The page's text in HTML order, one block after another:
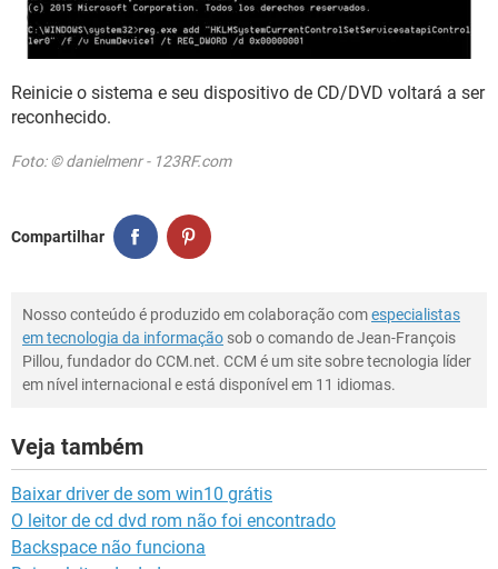
Reinicie o sistema e seu dispositivo de CD/DVD voltará a ser
reconhecido.
Foto: © danielmenr - 123RF.com
Compartilhar
Nosso conteúdo é produzido em colaboração comespecialistas
em tecnologia da informação sob o comando de Jean-François
Pillou, fundador do CCM.net. CCM é um site sobre tecnologia líder
em nível internacional e está disponível em 11 idiomas.
Veja também
Baixar driver de som win10 grátis
O leitor de cd dvd rom não foi encontrado
Backspace não funciona